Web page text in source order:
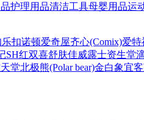
护理用品清洁工具母婴用品运
乐扣诺顿爱奇屋齐心(Comix)爱特
SH红双喜舒肤佳威露士资生堂
天堂北极熊(Polar bear)金白象宜